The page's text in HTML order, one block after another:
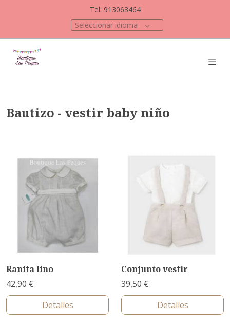
Tel: 913063464
Seleccionar idioma
Bautizo - vestir baby niño
Ranita lino
42,90 €
Detalles
Conjunto vestir
39,50 €
Detalles